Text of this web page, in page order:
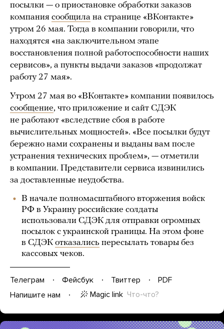
посылки — о приостановке обработки заказов
компания сообщила на странице «ВКонтакте»
утром 26 мая. Тогда в компании говорили, что
находятся «на заключительном этапе
восстановления полной работоспособности наших
сервисов», а пункты выдачи заказов «продолжат
работу 27 мая».
Утром 27 мая во «ВКонтакте» компании появилось
сообщение, что приложение и сайт СДЭК
не работают «вследствие сбоя в работе
вычислительных мощностей». «Все посылки будут
бережно нами сохранены и выданы вам после
устранения технических проблем», — отметили
в компании. Представители сервиса извинились
за доставленные неудобства.
В начале полномасштабного вторжения войск
РФ в Украину российские солдаты
использовали СДЭК для отправки огромных
посылок с украинской границы. На этом фоне
в СДЭК отказались пересылать товары без
кассовых чеков.
Телеграм Фейсбук Твиттер
PDF
Напишите нам
Magic link Что-что?